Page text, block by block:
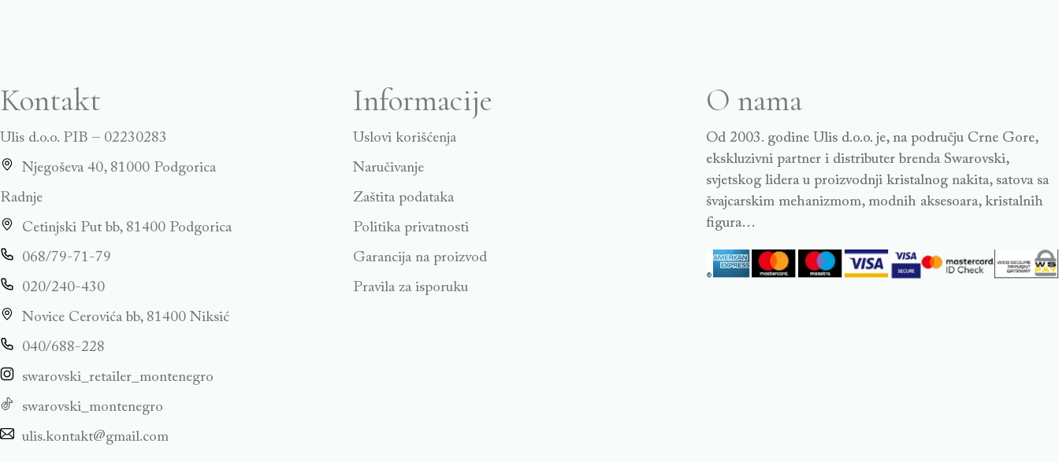
Kontakt
Ulis d.o.o. PIB – 02230283
Njegoševa 40, 81000 Podgorica
Radnje
Cetinjski Put bb, 81400 Podgorica
068/79-71-79
020/240-430
Novice Cerovića bb, 81400 Niksić
040/688-228
swarovski_retailer_montenegro
swarovski_montenegro
ulis.kontakt@gmail.com
Informacije
Uslovi korišćenja
Naručivanje
Zaštita podataka
Politika privatnosti
Garancija na proizvod
Pravila za isporuku
O nama
Od 2003. godine Ulis d.o.o. je, na području Crne Gore,
ekskluzivni partner i distributer brenda Swarovski,
svjetskog lidera u proizvodnji kristalnog nakita, satova sa
švajcarskim mehanizmom, modnih aksesoara, kristalnih
figura…